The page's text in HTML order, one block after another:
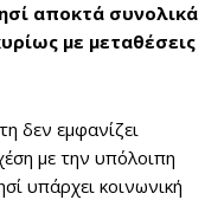
αποκτά συνολικά
με μεταθέσεις
δεν εμφανίζει
με την υπόλοιπη
υπάρχει κοινωνική